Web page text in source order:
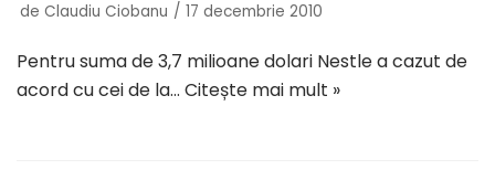
de Claudiu Ciobanu 17 decembrie 2010
Pentru suma de 3,7 milioane dolari Nestle a cazut de
acord cu cei de la… Citește mai mult »